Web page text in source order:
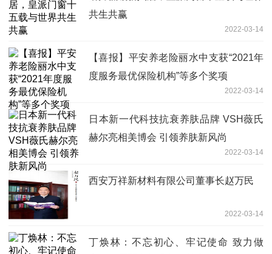
共生共赢
2022-03-14
【喜报】平安养老险丽水中支获“2021年
度服务最优保险机构”等多个奖项
2022-03-14
日本新一代科技抗衰养肤品牌 VSH薇氏
赫尔亮相美博会 引领养肤新风尚
2022-03-14
西安万祥新材料有限公司董事长赵万民
2022-03-14
丁焕林：不忘初心、牢记使命 致力做